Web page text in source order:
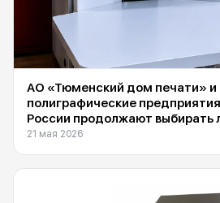
АО «Тюменский дом печати» и
полиграфические
России продолжают выбирать
машины Suba DS-1600F,
21 мая 2026